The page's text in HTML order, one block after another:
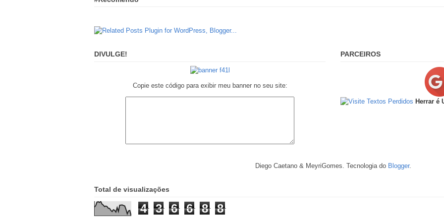
DIVULGE!
Copie este código para exibir meu banner no seu site:
PARCEIROS
Herrar é
Diego Caetano & MeyriGomes. Tecnologia do Blogger.
Total de visualizações
4 3 6 6 8 8